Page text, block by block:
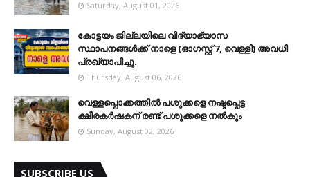
Saturday, August 01, 2026
കോട്ടയം ജില്ലയിലെ വിദ്യാഭ്യാസ
സ്ഥാപനങ്ങള്‍ക്ക് നാളെ (ഓഗസ്റ്റ് 7, വെള്ളി) അവധി
പ്രഖ്യാപിച്ചു.
Thursday, August 06, 2026
വെള്ളപ്പൊക്കത്തില്‍ പശുക്കളെ നഷ്ടപ്പെട്ട
ക്ഷീരകര്‍ഷകന് രണ്ട് പശുക്കളെ നല്‍കും
Sunday, August 02, 2026
SUBSCRIBE US